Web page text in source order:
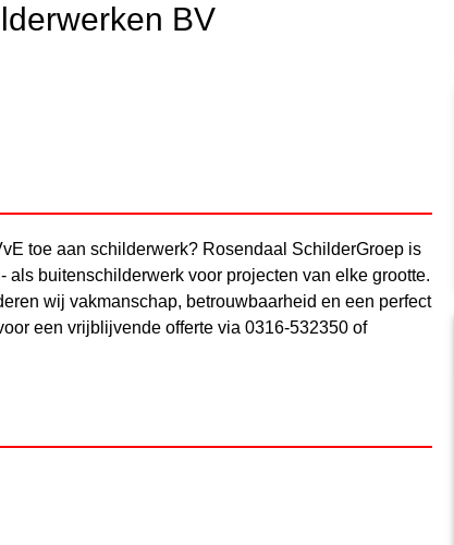
BV
toe aan schilderwerk? Rosendaal SchilderGroep is
buitenschilderwerk voor projecten van elke grootte.
wij vakmanschap, betrouwbaarheid en een perfect
een vrijblijvende offerte via 0316-532350 of